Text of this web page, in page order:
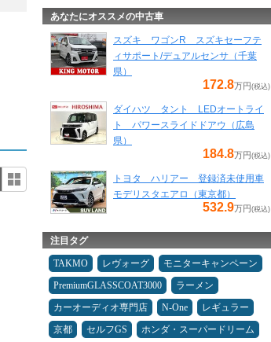
あなたにオススメの中古車
スズキ ワゴンR スズキセーフテ
ィサポート/デュアルセンサ（千葉
県）
172.8万円 (税込)
ダイハツ タント LEDオートライ
ト パワースライドドアウ（広島
県）
184.8万円 (税込)
トヨタ ハリアー 登録済未使用車
モデリスタエアロ（東京都）
532.9万円 (税込)
注目タグ
TAKMO レヴォーグ
モニターキャンペーン
PremiumGLASSCOAT3000
ラーメン
カーオーディオ専門店
N-One
レギュラー
京都
セルフGS
ホンダ・スーパードリーム